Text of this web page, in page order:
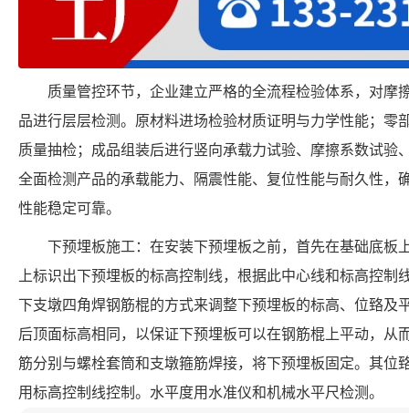
质量管控环节，企业建立严格的全流程检验体系，对摩
品进行层层检测。原材料进场检验材质证明与力学性能；零
质量抽检；成品组装后进行竖向承载力试验、摩擦系数试验
全面检测产品的承载能力、隔震性能、复位性能与耐久性，
性能稳定可靠。
下预埋板施工：在安装下预埋板之前，首先在基础底板
上标识出下预埋板的标高控制线，根据此中心线和标高控制
下支墩四角焊钢筋棍的方式来调整下预埋板的标高、位臵及
后顶面标高相同，以保证下预埋板可以在钢筋棍上平动，从
筋分别与螺栓套筒和支墩箍筋焊接，将下预埋板固定。其位
用标高控制线控制。水平度用水准仪和机械水平尺检测。